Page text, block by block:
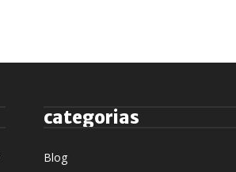
categorias
Blog